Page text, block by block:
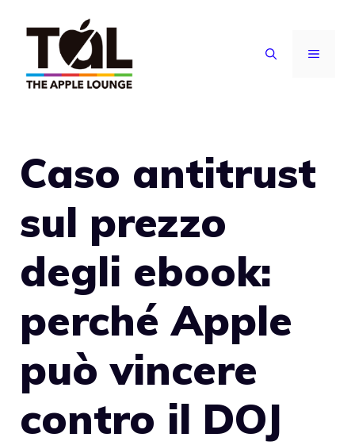
contenuto
MENU
Caso antitrust
sul prezzo
degli ebook:
perché Apple
può vincere
contro il DOJ